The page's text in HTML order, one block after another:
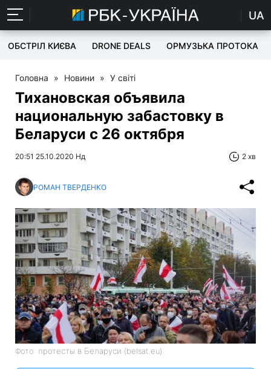
UA
ОБСТРІЛ КИЄВА DRONE DEALS ОРМУЗЬКА ПРОТОКА
Головна » Новини » У світі
Тихановская объявила
национальную забастовку в
Беларуси с 26 октября
20:51 25.10.2020 Нд 2 хв
РОМАН ТВЕРДЕНКО
Фото: протесты в Беларуси (belsat.eu)